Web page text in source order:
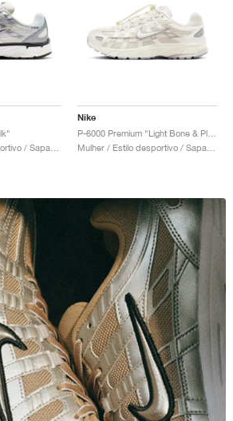
Nike
P-6000 Premium "Light Bone & Platinum Violet"